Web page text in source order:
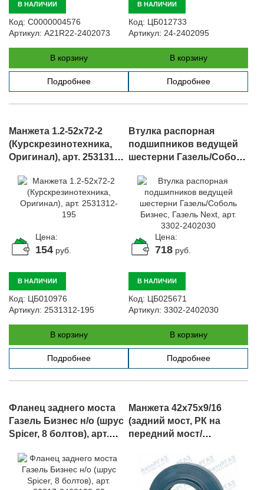
В НАЛИЧИИ
Код: С0000004576
Артикул: A21R22-2402073
В корзину
Подробнее
В НАЛИЧИИ
Код: ЦБ012733
Артикул: 24-2402095
В корзину
Подробнее
Манжета 1.2-52х72-2
(Курскрезинотехника,
Оригинал), арт. 2531312-
Цена:
154 руб.
В НАЛИЧИИ
Код: ЦБ010976
Артикул: 2531312-195
В корзину
Подробнее
Втулка распорная
подшипников ведущей
шестерни Газель/Соболь
3302-2402030
Цена:
718 руб.
В НАЛИЧИИ
Код: ЦБ025671
Артикул: 3302-2402030
В корзину
Подробнее
Фланец заднего моста
Газель Бизнес н/о (шрус
Spicer, 8 болтов), арт.
Манжета 42х75х9/16
(задний мост, РК на
передний мост/
NAK, арт.
A21R22.2402052-01